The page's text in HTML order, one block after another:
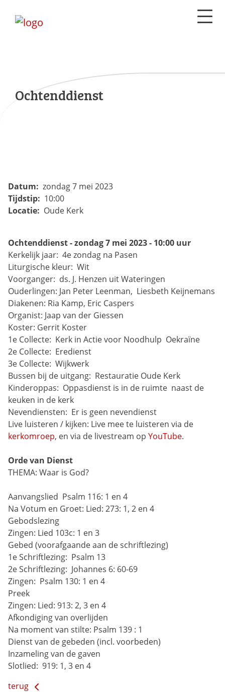
Ochtenddienst
Datum: zondag 7 mei 2023
Tijdstip: 10:00
Locatie: Oude Kerk
Ochtenddienst - zondag 7 mei 2023 - 10:00 uur
Kerkelijk jaar: 4e zondag na Pasen
Liturgische kleur: Wit
Voorganger: ds. J. Henzen uit Wateringen
Ouderlingen: Jan Peter Leenman, Liesbeth Keijnemans
Diakenen: Ria Kamp, Eric Caspers
Organist: Jaap van der Giessen
Koster: Gerrit Koster
1e Collecte: Kerk in Actie voor Noodhulp Oekraïne
2e Collecte: Eredienst
3e Collecte: Wijkwerk
Bussen bij de uitgang: Restauratie Oude Kerk
Kinderoppas: Oppasdienst is in de ruimte naast de
keuken in de kerk
Nevendiensten: Er is geen nevendienst
kerkomroep, en via de livestream op YouTube.
Orde van Dienst
THEMA: Waar is God?
Aanvangslied Psalm 116: 1 en 4
Na Votum en Groet: Lied: 273: 1, 2 en 4
Gebodslezing
Zingen: Lied 103c: 1 en 3
Gebed (voorafgaande aan de schriftlezing)
1e Schriftlezing: Psalm 13
2e Schriftlezing: Johannes 6: 60-69
Zingen: Psalm 130: 1 en 4
Preek
Zingen: Lied: 913: 2, 3 en 4
Afkondiging van overlijden
Na moment van stilte: Psalm 139 : 1
Dienst van de gebeden (incl. voorbeden)
Inzameling van de gaven
Slotlied: 919: 1, 3 en 4
terug